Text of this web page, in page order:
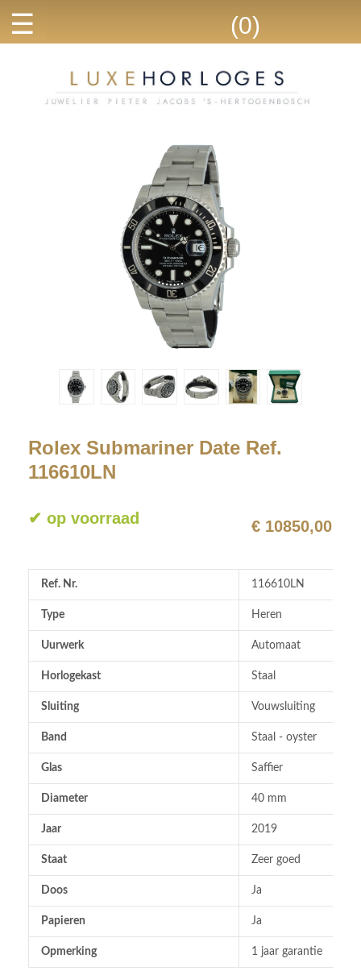
☰ (0)
Rolex Submariner Date Ref.
116610LN
✔ op voorraad € 10850,00
Ref. Nr. 116610LN
Type Heren
Uurwerk Automaat
Horlogekast Staal
Sluiting Vouwsluiting
Band Staal - oyster
Glas Saffier
Diameter 40 mm
Jaar 2019
Staat Zeer goed
Doos Ja
Papieren Ja
Opmerking 1 jaar garantie